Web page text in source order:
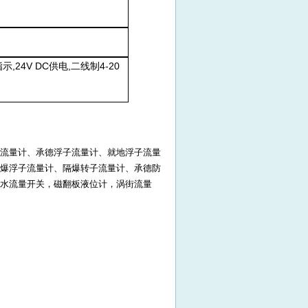
,24V DC供电,二线制4-20
量计、承德浮子流量计、就地浮子流量
浮子流量计、隔爆转子流量计、承德防
流量开关，磁翻板液位计，涡街流量